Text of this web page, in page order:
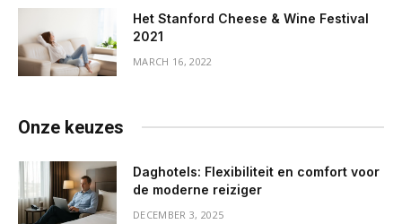
Het Stanford Cheese & Wine Festival
2021
MARCH 16, 2022
Onze keuzes
Daghotels: Flexibiliteit en comfort voor
de moderne reiziger
DECEMBER 3, 2025